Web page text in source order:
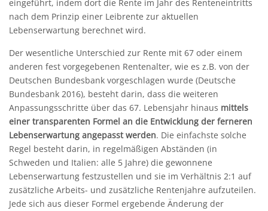
eingeführt, indem dort die Rente im Jahr des Renteneintritts
nach dem Prinzip einer Leibrente zur aktuellen
Lebenserwartung berechnet wird.
Der wesentliche Unterschied zur Rente mit 67 oder einem
anderen fest vorgegebenen Rentenalter, wie es z.B. von der
Deutschen Bundesbank vorgeschlagen wurde (Deutsche
Bundesbank 2016), besteht darin, dass die weiteren
Anpassungsschritte über das 67. Lebensjahr hinaus mittels
einer transparenten Formel an die Entwicklung der ferneren
Lebenserwartung angepasst werden. Die einfachste solche
Regel besteht darin, in regelmäßigen Abständen (in
Schweden und Italien: alle 5 Jahre) die gewonnene
Lebenserwartung festzustellen und sie im Verhältnis 2:1 auf
zusätzliche Arbeits- und zusätzliche Rentenjahre aufzuteilen.
Jede sich aus dieser Formel ergebende Änderung der